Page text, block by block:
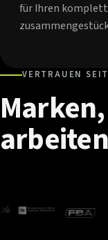
für Ihren
VERTRAUEN
Marken,
arbeiten